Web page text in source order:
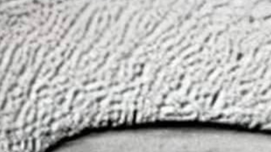
ثقافة
أدب
وفنون
رأي
رياضة
المجلة